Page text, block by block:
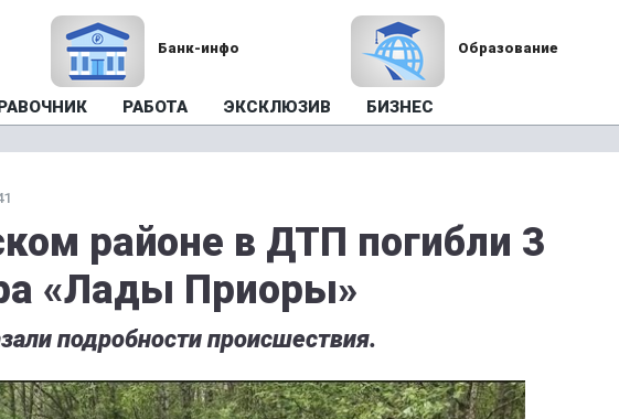
Банк-инфо Образование
РАБОТА ЭКСКЛЮЗИВ БИЗНЕС
районе в ДТП погибли 3
«Лады Приоры»
подробности происшествия.